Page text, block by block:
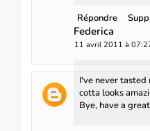
Répondre
Federica
11 avril 2011 à
I've never tasted
cotta looks
Bye, have a